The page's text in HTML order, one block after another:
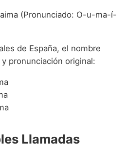
(Pronunciado: O-u-ma-í-
de España, el nombre
pronunciación original:
Llamadas